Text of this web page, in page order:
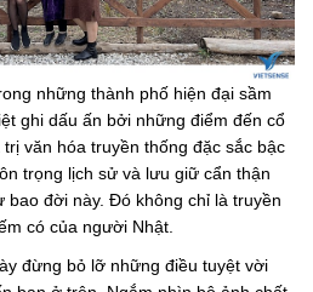
những thành phố hiện đại sầm
ghi dấu ấn bởi những điểm đến cổ
văn hóa truyền thống đặc sắc bậc
trọng lịch sử và lưu giữ cẩn thận
bao đời này. Đó không chỉ là truyền
có của người Nhật.
đừng bỏ lỡ những điều tuyệt vời